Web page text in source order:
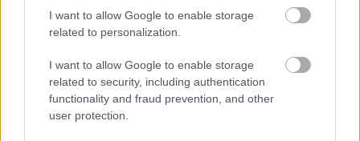
I want to allow Google to enable storage
related to personalization.
I want to allow Google to enable storage
related to security, including authentication
functionality and fraud prevention, and other
user protection.